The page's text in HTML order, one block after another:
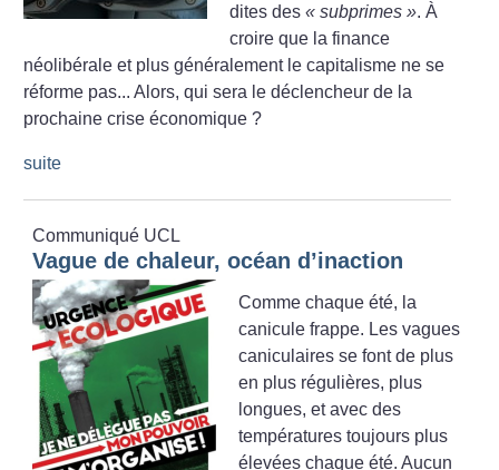
dites des« subprimes ». À
croire que la finance
néolibérale et plus généralement le capitalisme ne se
réforme pas... Alors, qui sera le déclencheur de la
prochaine crise économique ?
suite
Communiqué UCL
Vague de chaleur, océan d’inaction
Comme chaque été, la
canicule frappe. Les vagues
caniculaires se font de plus
en plus régulières, plus
longues, et avec des
températures toujours plus
élevées chaque été. Aucun